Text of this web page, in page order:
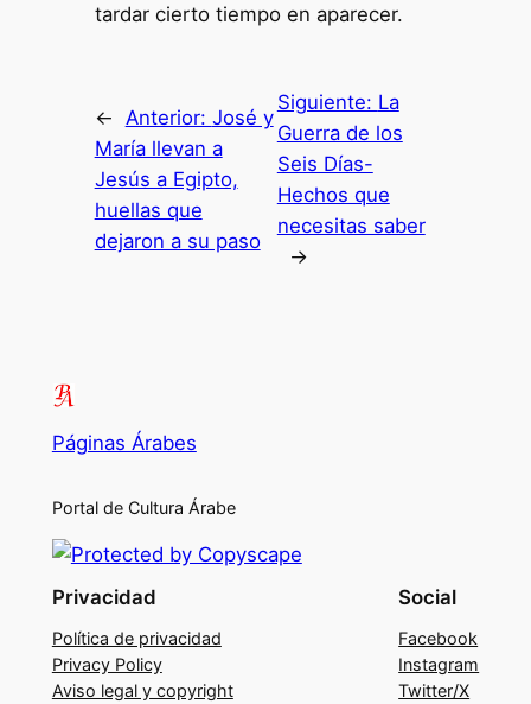
tardar cierto tiempo en aparecer.
← Anterior: José y
María llevan a
Jesús a Egipto,
huellas que
dejaron a su paso
Siguiente: La
Guerra de los
Seis Días-
Hechos que
necesitas saber
→
Páginas Árabes
Portal de Cultura Árabe
Privacidad
Política de privacidad
Privacy Policy
Aviso legal y copyright
Social
Facebook
Instagram
Twitter/X